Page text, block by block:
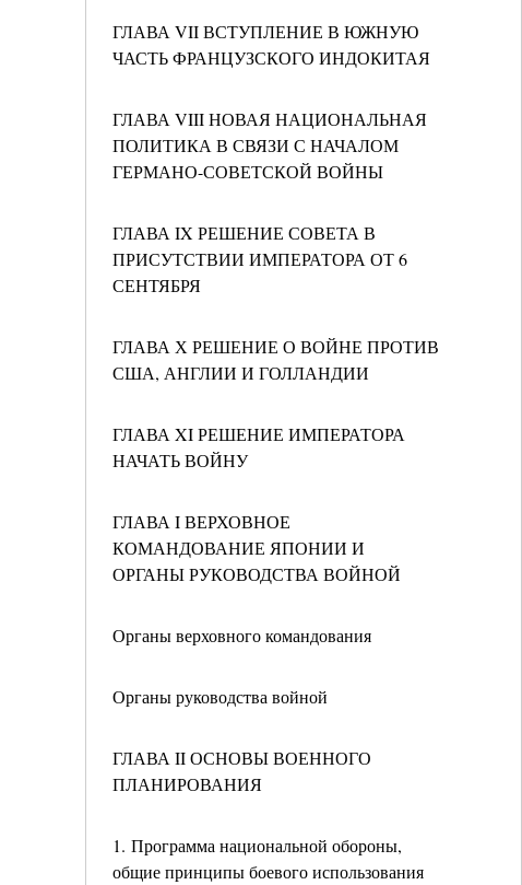
ГЛАВА VII ВСТУПЛЕНИЕ В ЮЖНУЮ
ЧАСТЬ ФРАНЦУЗСКОГО ИНДОКИТАЯ
ГЛАВА VIII НОВАЯ НАЦИОНАЛЬНАЯ
ПОЛИТИКА В СВЯЗИ С НАЧАЛОМ
ГЕРМАНО-СОВЕТСКОЙ ВОЙНЫ
ГЛАВА IX РЕШЕНИЕ СОВЕТА В
ПРИСУТСТВИИ ИМПЕРАТОРА ОТ 6
СЕНТЯБРЯ
ГЛАВА Х РЕШЕНИЕ О ВОЙНЕ ПРОТИВ
США, АНГЛИИ И ГОЛЛАНДИИ
ГЛАВА XI РЕШЕНИЕ ИМПЕРАТОРА
НАЧАТЬ ВОЙНУ
ГЛАВА I ВЕРХОВНОЕ
КОМАНДОВАНИЕ ЯПОНИИ И
ОРГАНЫ РУКОВОДСТВА ВОЙНОЙ
Органы верховного командования
Органы руководства войной
ГЛАВА II ОСНОВЫ ВОЕННОГО
ПЛАНИРОВАНИЯ
1. Программа национальной обороны,
общие принципы боевого использования